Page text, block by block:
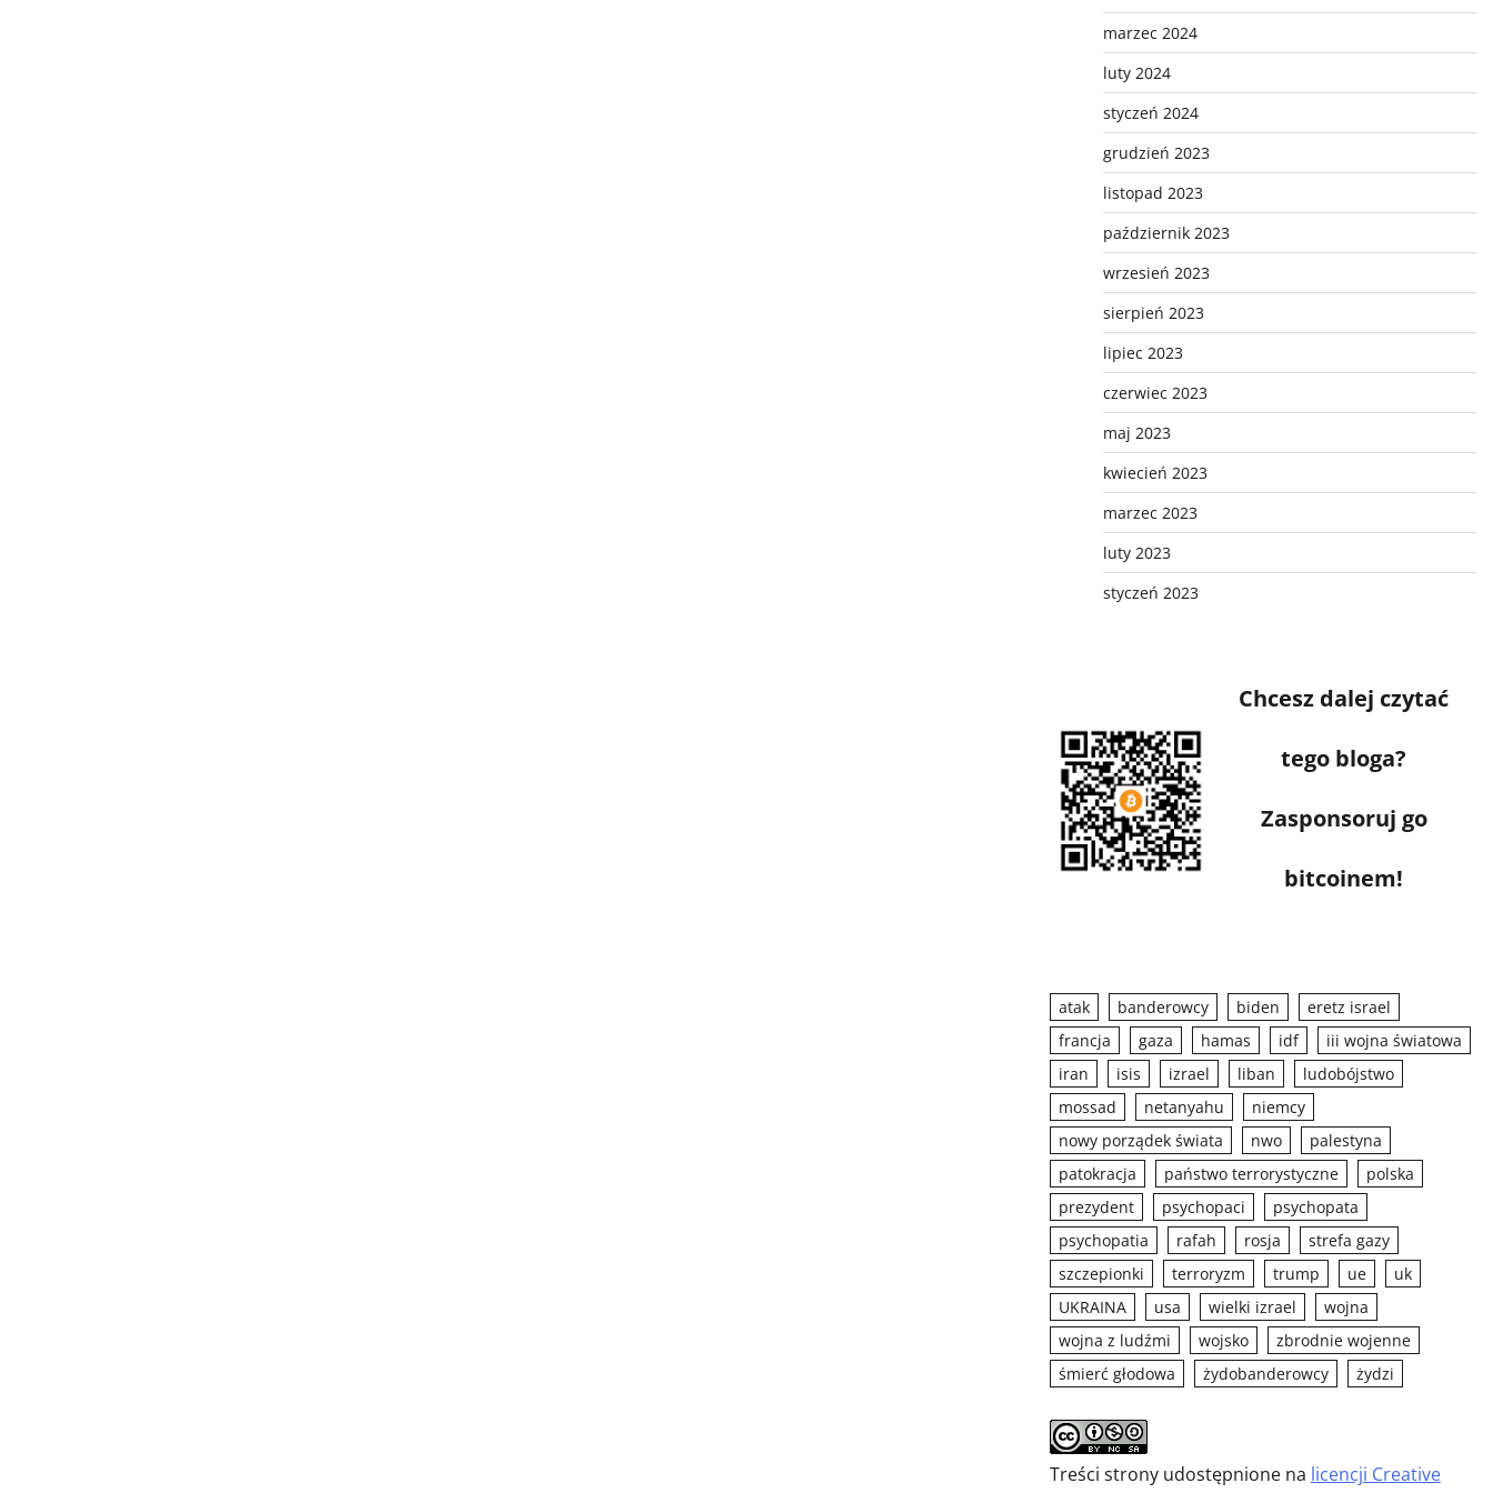
marzec 2024
luty 2024
styczeń 2024
grudzień 2023
listopad 2023
październik 2023
wrzesień 2023
sierpień 2023
lipiec 2023
czerwiec 2023
maj 2023
kwiecień 2023
marzec 2023
luty 2023
styczeń 2023
Chcesz dalej czytać
tego bloga?
Zasponsoruj go
bitcoinem!
atak banderowcy biden
eretz israel
francja
gaza hamas idf
iii wojna światowa
iran
isis izrael liban
ludobójstwo
mossad
netanyahu
niemcy
nowy porządek świata
nwo
palestyna
patokracja
państwo terrorystyczne
polska
prezydent
psychopaci
psychopata
psychopatia
rafah rosja
strefa gazy
szczepionki
terroryzm trump ue
uk
UKRAINA
usa wielki izrael
wojna
wojna z ludźmi
wojsko
zbrodnie wojenne
śmierć głodowa
żydobanderowcy żydzi
Treści strony udostępnione na licencji Creative